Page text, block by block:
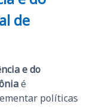
de
e do
é
políticas